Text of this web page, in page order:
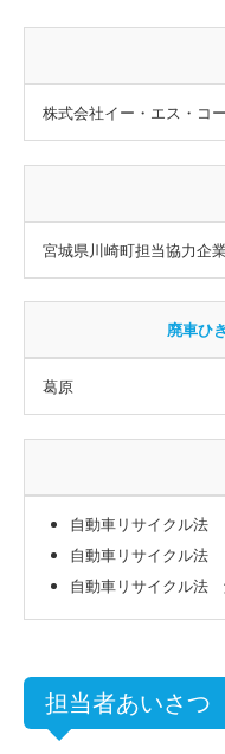
株式会社イー・エス・コ
宮城県川崎町担当協力企
廃車ひ
葛原
自動車リサイクル法
自動車リサイクル法
自動車リサイクル法
担当者あいさつ